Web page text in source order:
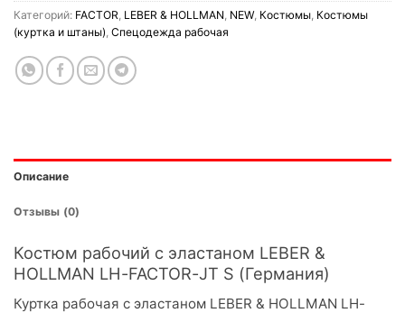
Категорий: FACTOR, LEBER & HOLLMAN, NEW, Костюмы, Костюмы
(куртка и штаны), Спецодежда рабочая
Описание
Отзывы (0)
Костюм рабочий с эластаном LEBER &
HOLLMAN LH-FACTOR-JT S (Германия)
Куртка рабочая с эластаном LEBER & HOLLMAN LH-